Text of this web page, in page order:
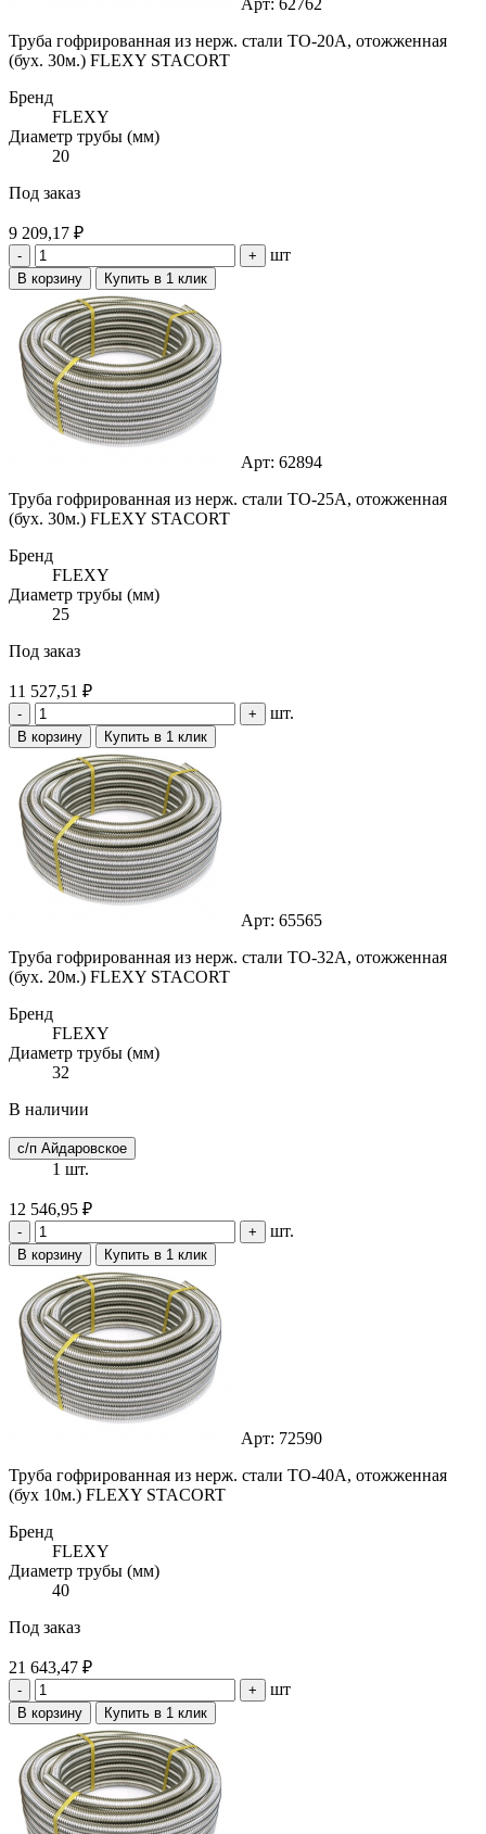
Труба гофрированная из нерж. стали ТО-20А, отожженная
(бух. 30м.) FLEXY STACORT
Бренд
FLEXY
Диаметр трубы (мм)
20
Под заказ
9 209,17 ₽
- + шт
В корзину Купить в 1 клик
Арт: 62894
Труба гофрированная из нерж. стали ТО-25А, отожженная
(бух. 30м.) FLEXY STACORT
Бренд
FLEXY
Диаметр трубы (мм)
25
Под заказ
11 527,51 ₽
- + шт.
В корзину Купить в 1 клик
Арт: 65565
Труба гофрированная из нерж. стали ТО-32А, отожженная
(бух. 20м.) FLEXY STACORT
Бренд
FLEXY
Диаметр трубы (мм)
32
В наличии
с/п Айдаровское
1 шт.
12 546,95 ₽
- + шт.
В корзину Купить в 1 клик
Арт: 72590
Труба гофрированная из нерж. стали ТО-40А, отожженная
(бух 10м.) FLEXY STACORT
Бренд
FLEXY
Диаметр трубы (мм)
40
Под заказ
21 643,47 ₽
- + шт
В корзину Купить в 1 клик